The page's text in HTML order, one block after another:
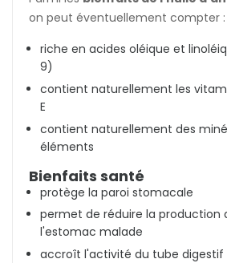
on peut éventuellement compter :
riche en acides oléique et
9)
contient naturellement les
E
contient naturellement des
éléments
Bienfaits santé
protège la paroi stomacale
permet de réduire la production
l'estomac malade
accroît l'activité du tube digestif